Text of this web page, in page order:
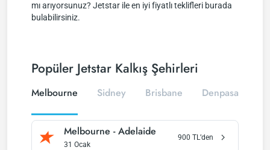
mı arıyorsunuz? Jetstar ile en iyi fiyatlı teklifleri burada
bulabilirsiniz.
Popüler Jetstar Kalkış Şehirleri
Melbourne Sidney Brisbane Denpasar
Melbourne -Adelaide
31 Ocak
900 TL’den